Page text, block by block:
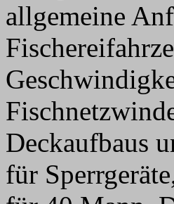
allgemeine
Deckaufbaus
für